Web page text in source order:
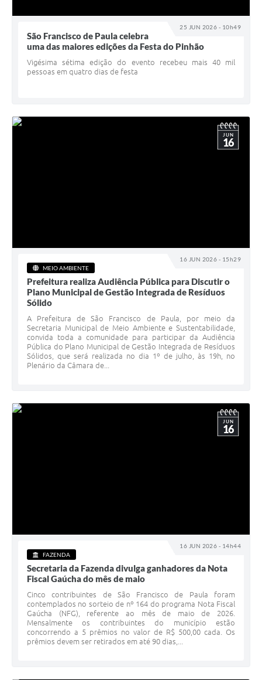
25 JUN 2026 - 10h49
São Francisco de Paula celebra
uma das maiores edições da Festa do Pinhão
Vigésima sétima edição do evento recebeu mais 40 mil
pessoas em quatro dias de festa
16 JUN 2026 - 15h29
JUN
16
MEIO AMBIENTE
Prefeitura realiza Audiência Pública para Discutir o
Plano Municipal de Gestão Integrada de Resíduos
Sólido
A Prefeitura de São Francisco de Paula, por meio da
Secretaria Municipal de Meio Ambiente e Sustentabilidade,
convida toda a comunidade para participar da Audiência
Pública do Plano Municipal de Gestão Integrada de Resíduos
Sólidos, que será realizada no dia 1º de julho, às 19h, no
Plenário da Câmara de...
16 JUN 2026 - 14h44
JUN
16
FAZENDA
Secretaria da Fazenda divulga ganhadores da Nota
Fiscal Gaúcha do mês de maio
Cinco contribuintes de São Francisco de Paula foram
contemplados no sorteio de nº 164 do programa Nota Fiscal
Gaúcha (NFG), referente ao mês de maio de 2026.
Mensalmente os contribuintes do município estão
concorrendo a 5 prêmios no valor de R$ 500,00 cada. Os
prêmios devem ser retirados em até 90 dias,...